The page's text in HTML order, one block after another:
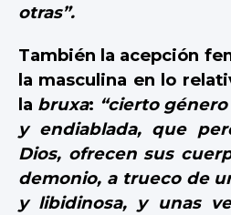
otras”.
También la acepción
la masculina en lo
la bruxa: “cierto
y endiablada, que
Dios, ofrecen sus
demonio, a trueco de
y libidinosa, y unas